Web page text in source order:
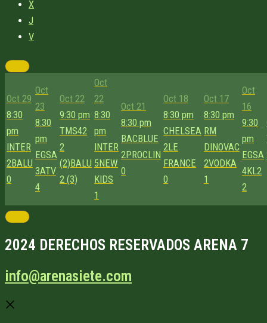
X
J
V
Oct 29
8:30
pm
INTER
2BALU
0
Oct
23
8:30
pm
EGSA
3ATV
4
Oct 22
9:30 pm
TMS42
2
(2)BALU
2 (3)
Oct
22
8:30
pm
INTER
5NEW
KIDS
1
Oct 21
8:30 pm
BACBLUE
2PROCLIN
0
Oct 18
8:30 pm
CHELSEA
2LE
FRANCE
0
Oct 17
8:30 pm
RM
DINOVAC
2VODKA
1
Oct
16
9:30
pm
EGSA
4KL2
2
2024 DERECHOS RESERVADOS ARENA 7
info@arenasiete.com